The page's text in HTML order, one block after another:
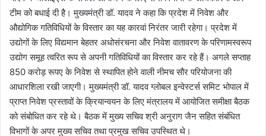
टीम को बधाई दी है। मुख्यमंत्री डॉ. यादव ने कहा कि प्रदेश में निवेश और
औद्योगिक गतिविधियों के विस्तार का यह कारवां निरंतर जारी रहेगा। प्रदेश में
उद्योगों के लिए विद्यमान बेहतर अधोसंरचना और निवेश वातावरण के परिणामस्वरूप
उद्योग समूह त्वरित रूप से अपनी गतिविधियों का विस्तार कर रहे हैं। अगले सप्ताह
850 करोड़ रूपए के निवेश से स्थापित होने वाली नीमच सौर परियोजना की
आधारशिला रखी जाएगी। मुख्यमंत्री डॉ. यादव ग्लोबल इन्वेस्टर्स समिट भोपाल में
प्राप्त निवेश प्रस्तावों के क्रियान्वयन के लिए मंत्रालय में आयोजित समीक्षा बैठक
को संबोधित कर रहे थे। बैठक में मुख्य सचिव श्री अनुराग जैन सहित संबंधित
विभागों के अपर मुख्य सचिव तथा प्रमुख सचिव उपस्थित थे।